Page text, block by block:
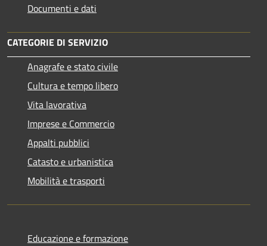
Documenti e dati
CATEGORIE DI SERVIZIO
Anagrafe e stato civile
Cultura e tempo libero
Vita lavorativa
Imprese e Commercio
Appalti pubblici
Catasto e urbanistica
Mobilità e trasporti
Educazione e formazione